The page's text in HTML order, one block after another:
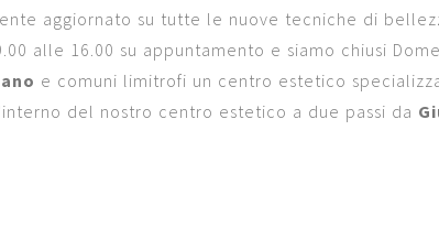
aggiornato su tutte le nuove tecniche di
alle 16.00 su appuntamento e siamo chiusi
e comuni limitrofi un centro estetico
del nostro centro estetico a due passi da